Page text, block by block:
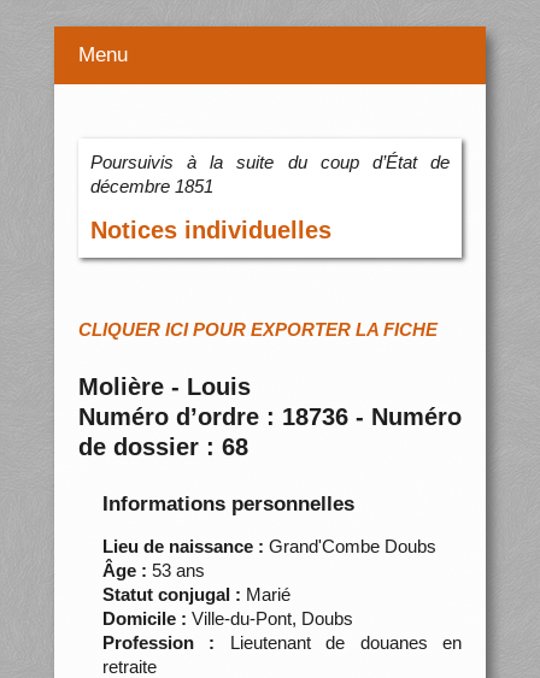
Menu
Poursuivis à la suite du coup d’État de
décembre 1851
Notices individuelles
CLIQUER ICI POUR EXPORTER LA FICHE
Molière - Louis
Numéro d’ordre : 18736 - Numéro
de dossier : 68
Informations personnelles
Lieu de naissance : Grand'Combe Doubs
Âge : 53 ans
Statut conjugal : Marié
Domicile : Ville-du-Pont, Doubs
Profession : Lieutenant de douanes en
retraite